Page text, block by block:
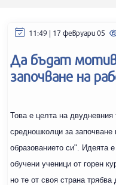
11:49 | 17 февруари 05
Да бъдат
започване на
Това е целта на
средношколци за
образованието си". Идеята
обучени ученици от горен
но те от своя страна